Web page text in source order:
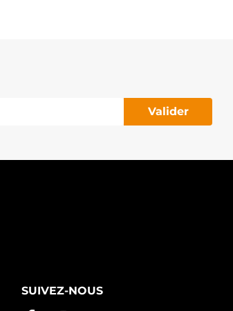
Valider
SUIVEZ-NOUS